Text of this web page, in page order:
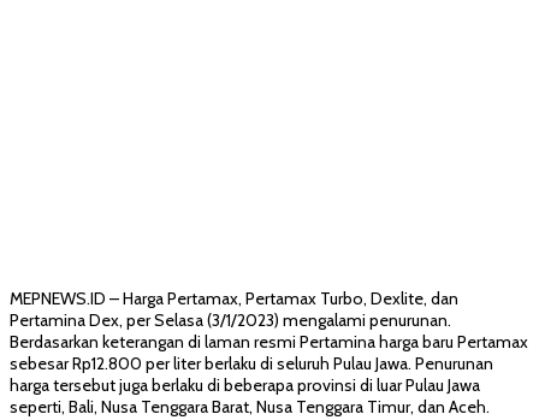
MEPNEWS.ID – Harga Pertamax, Pertamax Turbo, Dexlite, dan
Pertamina Dex, per Selasa (3/1/2023) mengalami penurunan.
Berdasarkan keterangan di laman resmi Pertamina harga baru Pertamax
sebesar Rp12.800 per liter berlaku di seluruh Pulau Jawa. Penurunan
harga tersebut juga berlaku di beberapa provinsi di luar Pulau Jawa
seperti, Bali, Nusa Tenggara Barat, Nusa Tenggara Timur, dan Aceh.